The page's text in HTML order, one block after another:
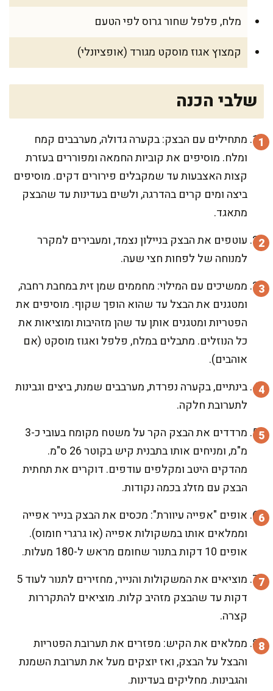
מלח, פלפל שחור גרוס לפי הטעם
קמצוץ אגוז מוסקט מגורד (אופציונלי)
שלבי הכנה
מתחילים עם הבצק: בקערה גדולה, מערבבים קמח
ומלח. מוסיפים את קוביות החמאה ומפוררים בעזרת
קצות האצבעות עד שמקבלים פירורים דקים. מוסיפים
ביצה ומים קרים בהדרגה, ולשים בעדינות עד שהבצק
מתאגד.
עוטפים את הבצק בניילון נצמד, ומעבירים למקרר
למנוחה של לפחות חצי שעה.
ממשיכים עם המילוי: מחממים שמן זית במחבת רחבה,
ומטגנים את הבצל עד שהוא הופך שקוף. מוסיפים את
הפטריות ומטגנים אותן עד שהן מזהיבות ומוציאות את
כל הנוזלים. מתבלים במלח, פלפל ואגוז מוסקט (אם
אוהבים).
בינתיים, בקערה נפרדת, מערבבים שמנת, ביצים וגבינות
לתערובת חלקה.
מרדדים את הבצק הקר על משטח מקומח בעובי כ-3
מ"מ, ומניחים אותו בתבנית קיש בקוטר 26 ס"מ.
מהדקים היטב ומקלפים עודפים. דוקרים את תחתית
הבצק עם מזלג בכמה נקודות.
אופים "אפייה עיוורת": מכסים את הבצק בנייר אפייה
וממלאים אותו במשקולות אפייה (או גרגרי חומוס).
אופים 10 דקות בתנור שחומם מראש ל-180 מעלות.
מוציאים את המשקולות והנייר, מחזירים לתנור לעוד 5
דקות עד שהבצק מזהיב קלות. מוציאים להתקררות
קצרה.
ממלאים את הקיש: מפזרים את תערובת הפטריות
והבצל על הבצק, ואז יוצקים מעל את תערובת השמנת
והגבינות. מחליקים בעדינות.